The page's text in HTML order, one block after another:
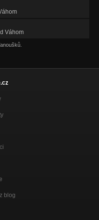
Váhom
blog